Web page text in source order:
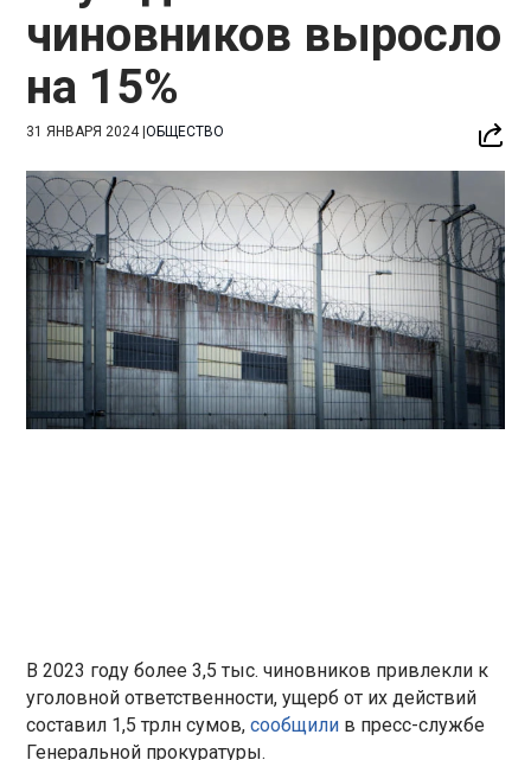
чиновников выросло
на 15%
31 ЯНВАРЯ 2024|ОБЩЕСТВО
В 2023 году более 3,5 тыс. чиновников привлекли к
уголовной ответственности, ущерб от их действий
составил 1,5 трлн сумов,сообщили в пресс-службе
Генеральной прокуратуры.